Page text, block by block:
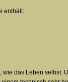
enthält:
wie das Leben selbst.